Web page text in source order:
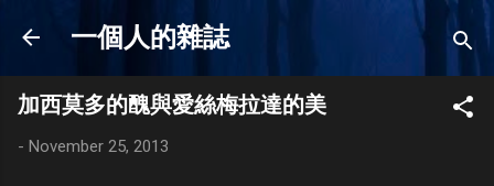
Skip to main content
一個人的雜誌
加西莫多的醜與愛絲梅拉達的美
- November 25, 2013